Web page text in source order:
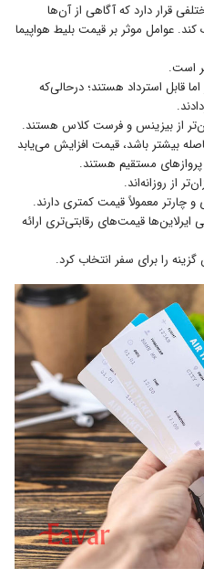
قرار دارد که آگاهی از آن‌ها
عوامل موثر بر قیمت بلیط هواپیما
است.
قابل استرداد هستند؛ درحالی‌که
از بیزینس و فرست کلاس هستند.
بیشتر باشد، قیمت افزایش می‌یابد
پروازهای مستقیم هستند.
از روزانه‌اند.
چارتر معمولاً قیمت کمتری دارند.
ایرلاین‌ها قیمت‌های رقابتی‌تری ارائه
را برای سفر انتخاب کرد.